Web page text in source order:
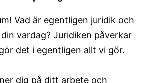
Vad är egentligen juridik och
vardag? Juridiken påverkar
det i egentligen allt vi gör.
dig på ditt arbete och